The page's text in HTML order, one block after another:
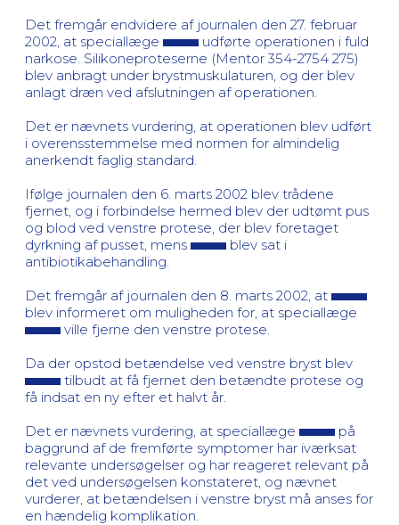
Det fremgår endvidere af journalen den 27. februar
2002, at speciallæge
udførte operationen i fuld
narkose. Silikoneproteserne (Mentor 354-2754 275)
blev anbragt under brystmuskulaturen, og der blev
anlagt dræn ved afslutningen af operationen.
Det er nævnets vurdering, at operationen blev udført
i overensstemmelse med normen for almindelig
anerkendt faglig standard.
Ifølge journalen den 6. marts 2002 blev trådene
fjernet, og i forbindelse hermed blev der udtømt pus
og blod ved venstre protese, der blev foretaget
dyrkning af pusset, mens
blev sat i
antibiotikabehandling.
Det fremgår af journalen den 8. marts 2002, at
blev informeret om muligheden for, at speciallæge
ville fjerne den venstre protese.
Da der opstod betændelse ved venstre bryst blev
tilbudt at få fjernet den betændte protese og
få indsat en ny efter et halvt år.
Det er nævnets vurdering, at speciallæge
på
baggrund af de fremførte symptomer har iværksat
relevante undersøgelser og har reageret relevant på
det ved undersøgelsen konstateret, og nævnet
vurderer, at betændelsen i venstre bryst må anses for
en hændelig komplikation.